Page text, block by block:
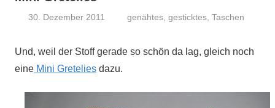
30. Dezember 2011
genähtes ,gesticktes ,Taschen
Und, weil der Stoff gerade so schön da lag, gleich noch
eine Mini Gretelies dazu.